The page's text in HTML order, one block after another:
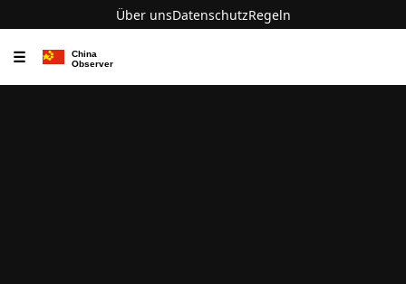
Über unsDatenschutzRegeln
☰